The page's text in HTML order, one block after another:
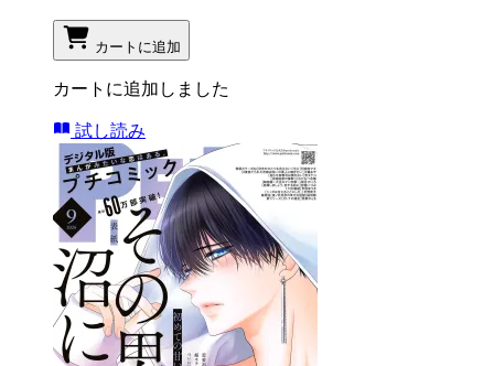
カートに追加
カートに追加しました
試し読み